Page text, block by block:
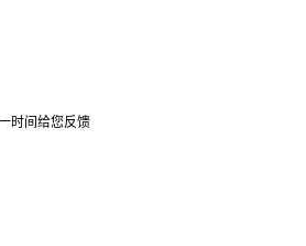
时间给您反馈